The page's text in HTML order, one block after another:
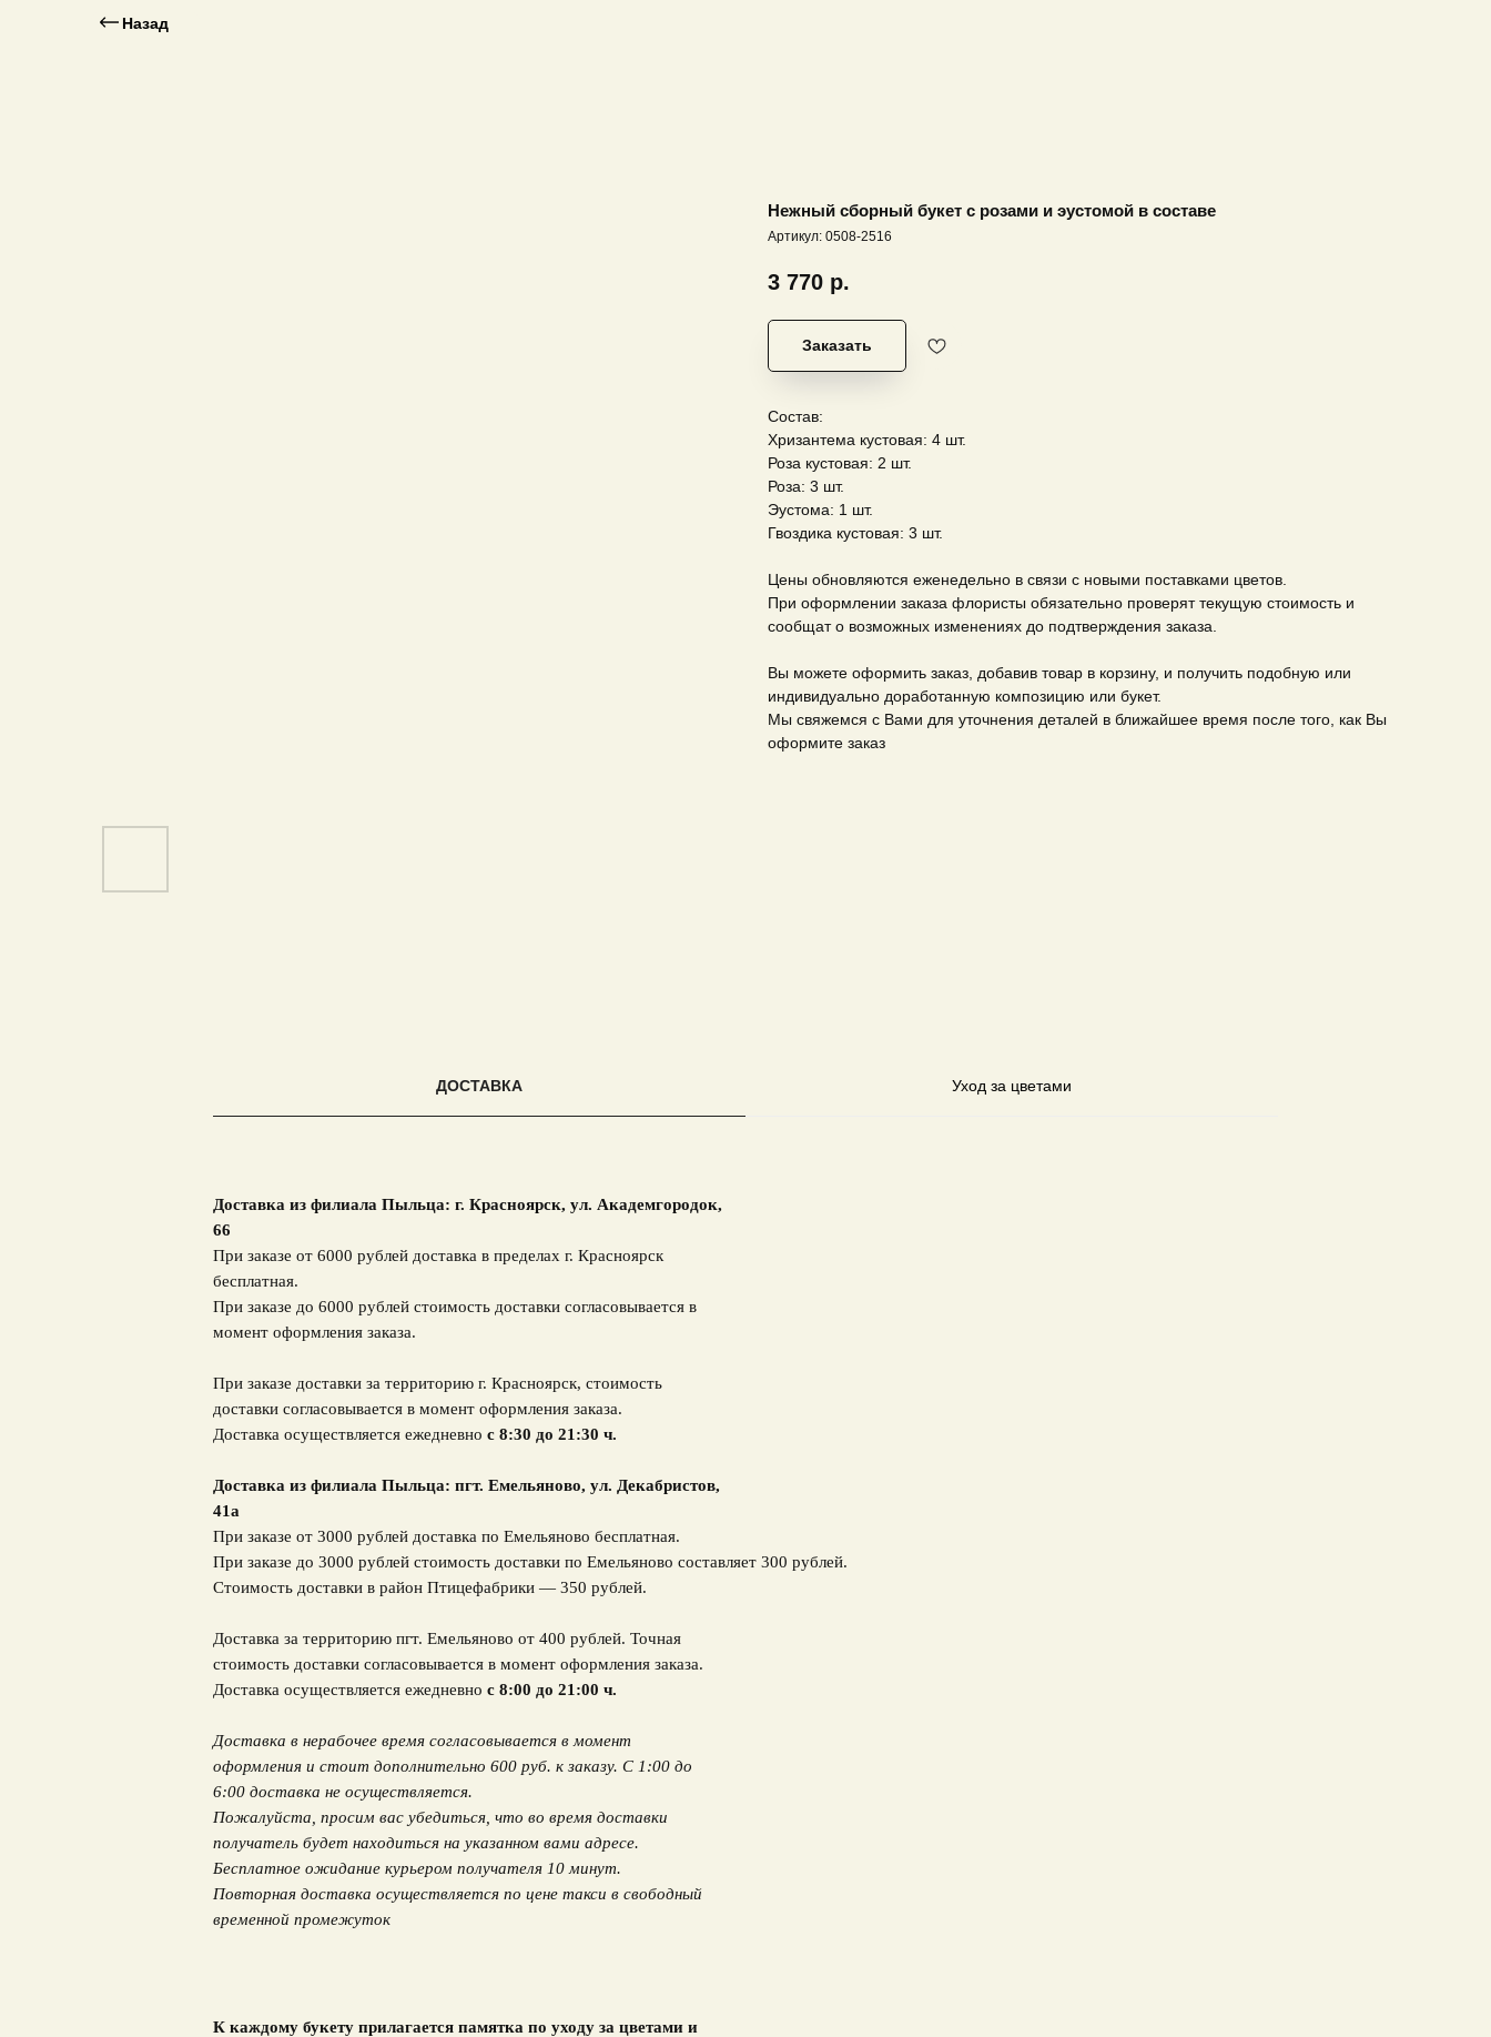
Назад
Нежный сборный букет с розами и эустомой в составе
Артикул: 0508-2516
3 770 р.
Заказать
Состав:
Хризантема кустовая: 4 шт.
Роза кустовая: 2 шт.
Роза: 3 шт.
Эустома: 1 шт.
Гвоздика кустовая: 3 шт.
Цены обновляются еженедельно в связи с новыми поставками цветов.
При оформлении заказа флористы обязательно проверят текущую стоимость и
сообщат о возможных изменениях до подтверждения заказа.
Вы можете оформить заказ, добавив товар в корзину, и получить подобную или
индивидуально доработанную композицию или букет.
Мы свяжемся с Вами для уточнения деталей в ближайшее время после того, как Вы
оформите заказ
ДОСТАВКА Уход за цветами
Доставка из филиала Пыльца: г. Красноярск, ул. Академгородок,
66
При заказе от 6000 рублей доставка в пределах г. Красноярск
бесплатная.
При заказе до 6000 рублей стоимость доставки согласовывается в
момент оформления заказа.
При заказе доставки за территорию г. Красноярск, стоимость
доставки согласовывается в момент оформления заказа.
Доставка осуществляется ежедневно с 8:30 до 21:30 ч.
Доставка из филиала Пыльца: пгт. Емельяново, ул. Декабристов,
41а
При заказе от 3000 рублей доставка по Емельяново бесплатная.
При заказе до 3000 рублей стоимость доставки по Емельяново составляет 300 рублей.
Стоимость доставки в район Птицефабрики — 350 рублей.
Доставка за территорию пгт. Емельяново от 400 рублей. Точная
стоимость доставки согласовывается в момент оформления заказа.
Доставка осуществляется ежедневно с 8:00 до 21:00 ч.
Доставка в нерабочее время согласовывается в момент
оформления и стоит дополнительно 600 руб. к заказу. С 1:00 до
6:00 доставка не осуществляется.
Пожалуйста, просим вас убедиться, что во время доставки
получатель будет находиться на указанном вами адресе.
Бесплатное ожидание курьером получателя 10 минут.
Повторная доставка осуществляется по цене такси в свободный
временной промежуток
К каждому букету прилагается памятка по уходу за цветами и